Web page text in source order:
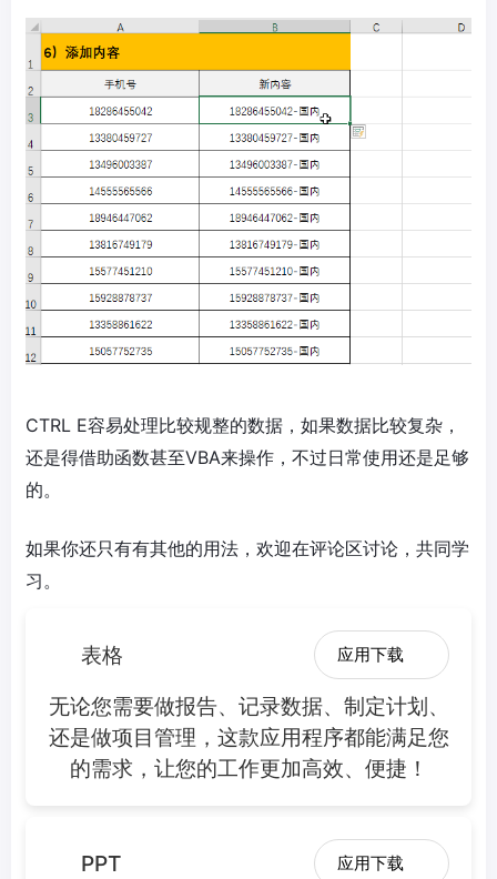
CTRL E容易处理比较规整的数据，如果数据比较复杂，
还是得借助函数甚至VBA来操作，不过日常使用还是足够
的。
如果你还只有有其他的用法，欢迎在评论区讨论，共同学
习。
表格 应用下载
无论您需要做报告、记录数据、制定计划、
还是做项目管理，这款应用程序都能满足您
的需求，让您的工作更加高效、便捷！
PPT 应用下载